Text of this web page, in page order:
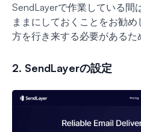
SendLayerで作業している間
ままにしておくことをお勧
方を行き来する必要があるた
2. SendLayerの設定